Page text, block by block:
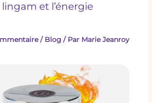
et l’énergie
/ Blog / Par Marie Jeanroy